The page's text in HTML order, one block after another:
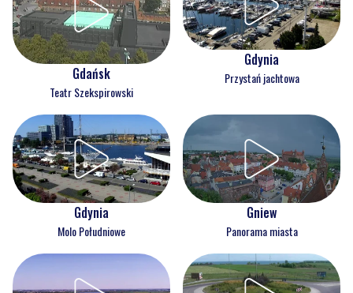
Gdańsk
Teatr Szekspirowski
Gdynia
Przystań jachtowa
Gdynia
Molo Południowe
Gniew
Panorama miasta